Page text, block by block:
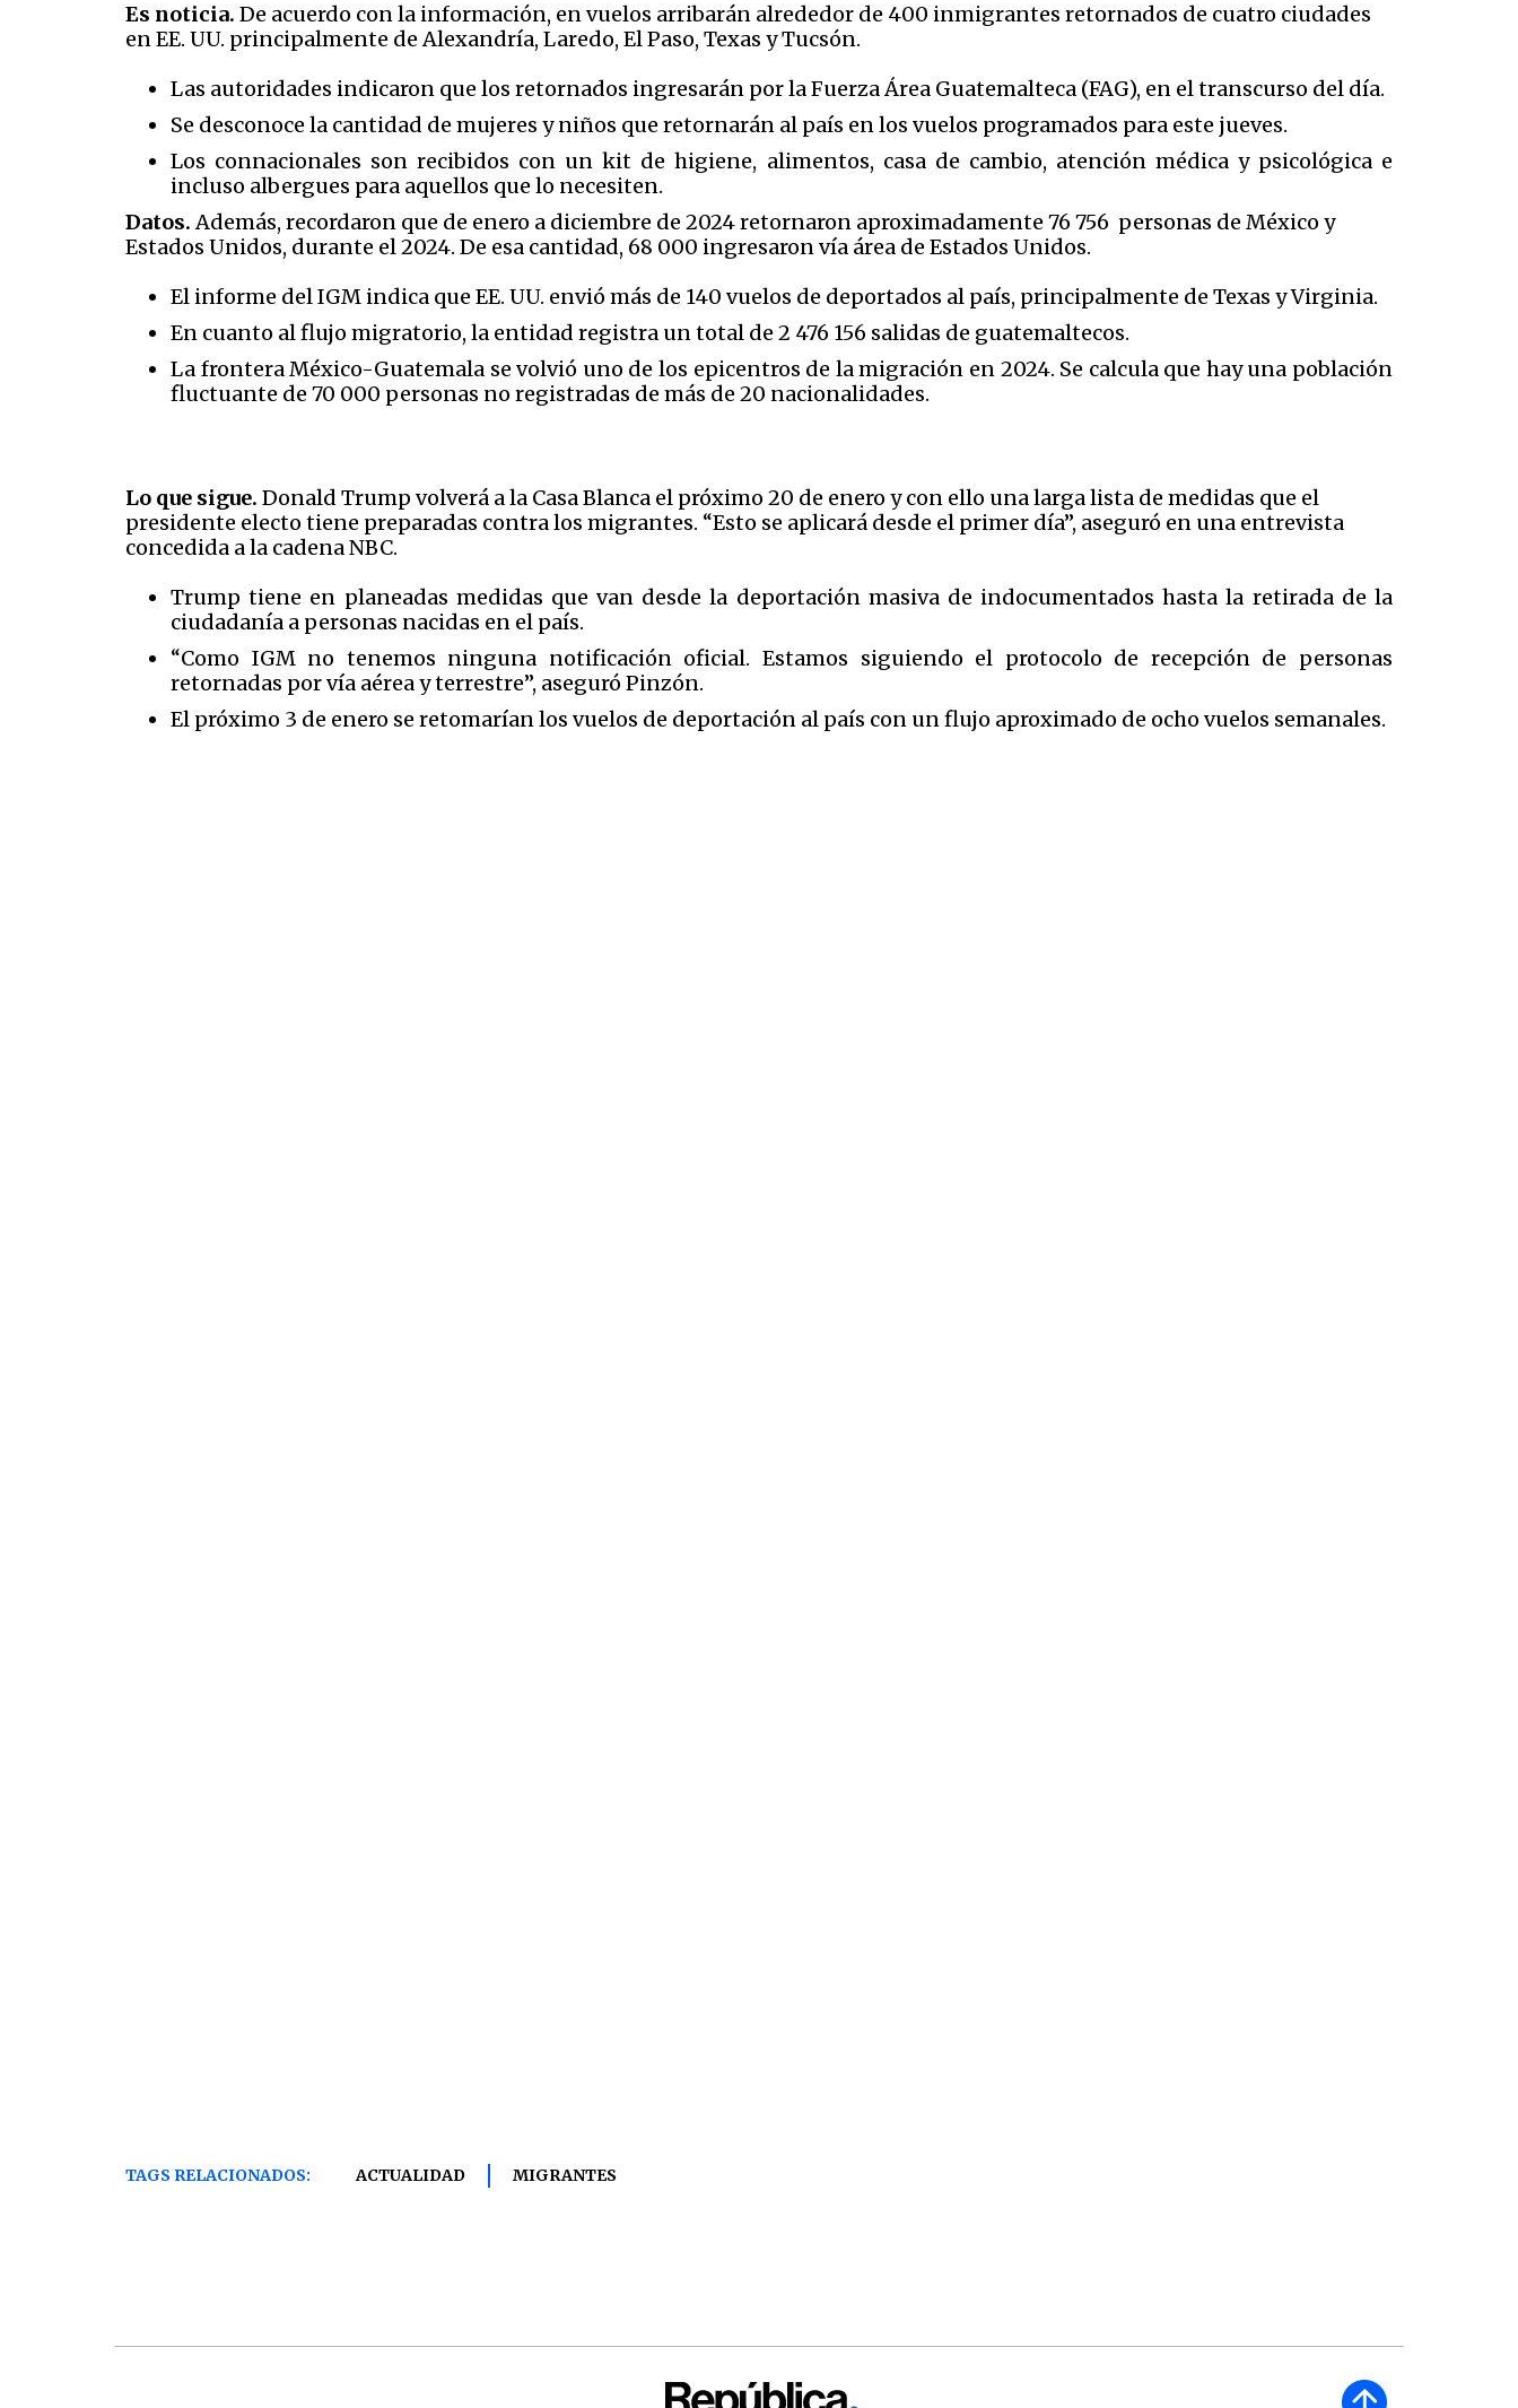
Es noticia. De acuerdo con la información, en vuelos arribarán alrededor de 400 inmigrantes retornados de cuatro ciudades
en EE. UU. principalmente de Alexandría, Laredo, El Paso, Texas y Tucsón.
Las autoridades indicaron que los retornados ingresarán por la Fuerza Área Guatemalteca (FAG), en el transcurso del día.
Se desconoce la cantidad de mujeres y niños que retornarán al país en los vuelos programados para este jueves.
Los connacionales son recibidos con un kit de higiene, alimentos, casa de cambio, atención médica y psicológica e
incluso albergues para aquellos que lo necesiten.
Datos.Además, recordaron que de enero a diciembre de 2024 retornaron aproximadamente 76 756 personas de México y
Estados Unidos, durante el 2024. De esa cantidad, 68 000 ingresaron vía área de Estados Unidos.
El informe del IGM indica que EE. UU. envió más de 140 vuelos de deportados al país, principalmente de Texas y Virginia.
En cuanto al flujo migratorio, la entidad registra un total de 2 476 156 salidas de guatemaltecos.
La frontera México-Guatemala se volvió uno de los epicentros de la migración en 2024. Se calcula que hay una población
fluctuante de 70 000 personas no registradas de más de 20 nacionalidades.
Lo que sigue. Donald Trump volverá a la Casa Blanca el próximo 20 de enero y con ello una larga lista de medidas que el
presidente electo tiene preparadas contra los migrantes. “Esto se aplicará desde el primer día”, aseguró en una entrevista
concedida a la cadena NBC.
Trump tiene en planeadas medidas que van desde la deportación masiva de indocumentados hasta la retirada de la
ciudadanía a personas nacidas en el país.
“Como IGM no tenemos ninguna notificación oficial. Estamos siguiendo el protocolo de recepción de personas
retornadas por vía aérea y terrestre”, aseguró Pinzón.
El próximo 3 de enero se retomarían los vuelos de deportación al país con un flujo aproximado de ocho vuelos semanales.
TAGS RELACIONADOS: ACTUALIDAD MIGRANTES